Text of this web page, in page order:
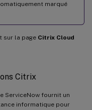
marqué
sur la page Citrix Cloud
Citrix
ServiceNow fournit un
informatique pour